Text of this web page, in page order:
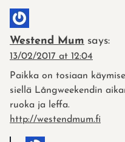
Westend Mum says:
13/02/2017 at 12:04
Paikka on tosiaan
siellä Långweekendin
ruoka ja leffa.
http://westendmum.fi